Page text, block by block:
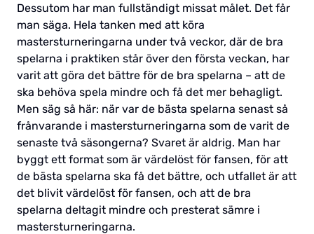
Dessutom har man fullständigt missat målet. Det får
man säga. Hela tanken med att köra
mastersturneringarna under två veckor, där de bra
spelarna i praktiken står över den första veckan, har
varit att göra det bättre för de bra spelarna – att de
ska behöva spela mindre och få det mer behagligt.
Men säg så här: när var de bästa spelarna senast så
frånvarande i mastersturneringarna som de varit de
senaste två säsongerna? Svaret är aldrig. Man har
byggt ett format som är värdelöst för fansen, för att
de bästa spelarna ska få det bättre, och utfallet är att
det blivit värdelöst för fansen, och att de bra
spelarna deltagit mindre och presterat sämre i
mastersturneringarna.